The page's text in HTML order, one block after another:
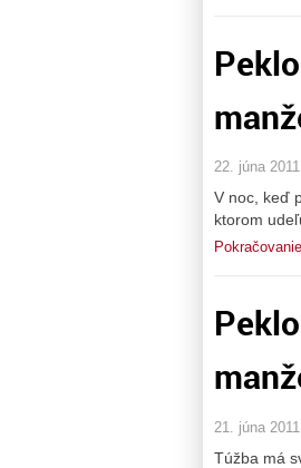
22. júna
V noc, keď
ktorom
21. júna
Túžba má